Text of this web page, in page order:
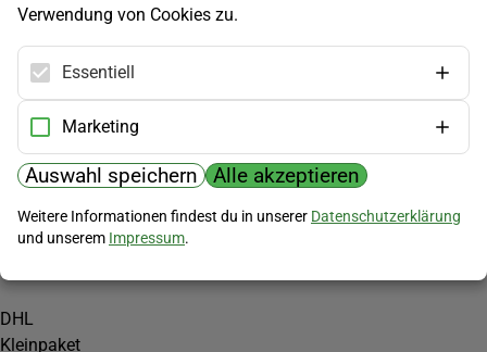
Hilfe
Kundenservice
Widerrufsbelehrung
Versandkosten
Zahlungsmöglichkeiten
PayPal
Vorkasse
Versand
DHL
Kleinpaket
Verwendung von Cookies zu.
Essentiell
Marketing
Auswahl speichern Alle akzeptieren
Weitere Informationen findest du in unserer Datenschutzerklärung
und unserem Impressum.